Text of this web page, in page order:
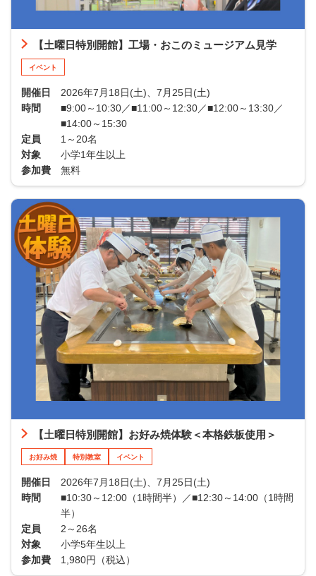
【土曜日特別開館】工場・おこのミュージアム見学
イベント
開催日
2026年7月18日(土)、7月25日(土)
時間
■9:00～10:30／■11:00～12:30／■12:00～13:30／
■14:00～15:30
定員
1～20名
対象
小学1年生以上
参加費
無料
【土曜日特別開館】お好み焼体験＜本格鉄板使用＞
お好み焼 特別教室 イベント
開催日
2026年7月18日(土)、7月25日(土)
時間
■10:30～12:00（1時間半）／■12:30～14:00（1時間
半）
定員
2～26名
対象
小学5年生以上
参加費
1,980円（税込）